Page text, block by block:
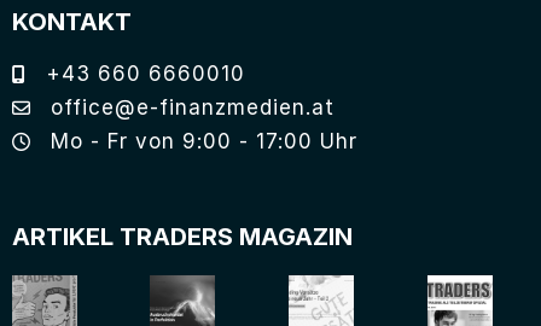
KONTAKT
+43 660 6660010
office@e-finanzmedien.at
Mo - Fr von 9:00 - 17:00 Uhr
ARTIKEL TRADERS MAGAZIN